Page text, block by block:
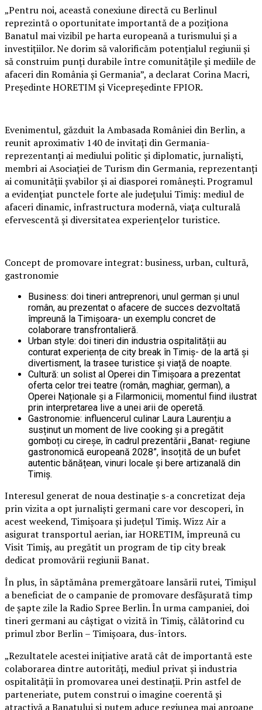
„Pentru noi, această conexiune directă cu Berlinul
reprezintă o oportunitate importantă de a poziționa
Banatul mai vizibil pe harta europeană a turismului și a
investițiilor. Ne dorim să valorificăm potențialul regiunii și
să construim punți durabile între comunitățile și mediile de
afaceri din România și Germania”, a declarat Corina Macri,
Președinte HORETIM și Vicepreședinte FPIOR.
Evenimentul, găzduit la Ambasada României din Berlin, a
reunit aproximativ 140 de invitați din Germania-
reprezentanți ai mediului politic și diplomatic, jurnaliști,
membri ai Asociației de Turism din Germania, reprezentanți
ai comunității șvabilor și ai diasporei românești. Programul
a evidențiat punctele forte ale județului Timiș: mediul de
afaceri dinamic, infrastructura modernă, viața culturală
efervescentă și diversitatea experiențelor turistice.
Concept de promovare integrat: business, urban, cultură,
gastronomie
Business: doi tineri antreprenori, unul german și unul
român, au prezentat o afacere de succes dezvoltată
împreună la Timișoara- un exemplu concret de
colaborare transfrontalieră.
Urban style: doi tineri din industria ospitalității au
conturat experiența de city break în Timiș- de la artă și
divertisment, la trasee turistice și viață de noapte.
Cultură: un solist al Operei din Timișoara a prezentat
oferta celor trei teatre (român, maghiar, german), a
Operei Naționale și a Filarmonicii, momentul fiind ilustrat
prin interpretarea live a unei arii de operetă.
Gastronomie: influencerul culinar Laura Laurențiu a
susținut un moment de live cooking și a pregătit
gomboți cu cireșe, în cadrul prezentării „Banat- regiune
gastronomică europeană 2028”, însoțită de un bufet
autentic bănățean, vinuri locale și bere artizanală din
Timiș.
Interesul generat de noua destinație s-a concretizat deja
prin vizita a opt jurnaliști germani care vor descoperi, în
acest weekend, Timișoara și județul Timiș. Wizz Air a
asigurat transportul aerian, iar HORETIM, împreună cu
Visit Timiș, au pregătit un program de tip city break
dedicat promovării regiunii Banat.
În plus, în săptămâna premergătoare lansării rutei, Timișul
a beneficiat de o campanie de promovare desfășurată timp
de șapte zile la Radio Spree Berlin. În urma campaniei, doi
tineri germani au câștigat o vizită în Timiș, călătorind cu
primul zbor Berlin – Timișoara, dus-întors.
„Rezultatele acestei inițiative arată cât de importantă este
colaborarea dintre autorități, mediul privat și industria
ospitalității în promovarea unei destinații. Prin astfel de
parteneriate, putem construi o imagine coerentă și
atractivă a Banatului și putem aduce regiunea mai aproape